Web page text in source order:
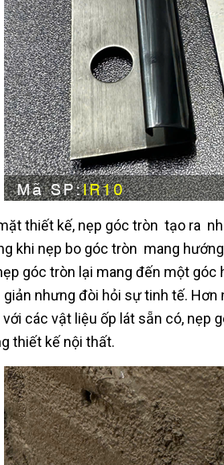
thiết kế, nẹp góc tròn tạo ra
khi nẹp bo góc tròn mang
góc tròn lại mang đến một góc
giản nhưng đòi hỏi sự tinh tế.
các vật liệu ốp lát sẵn có, nẹp
thiết kế nội thất.